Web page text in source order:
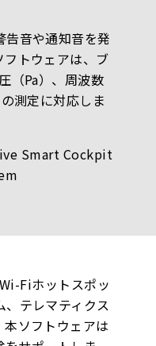
告音や通知音を発
トウェアは、ブ
（Pa）、周波数
測定に対応しま
Fiホットスポッ
、テレマティクス
ソフトウェアは